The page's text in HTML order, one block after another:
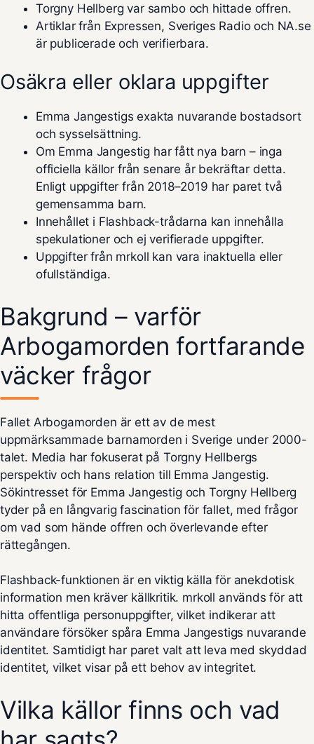
Torgny Hellberg var sambo och hittade offren.
Artiklar från Expressen, Sveriges Radio och NA.se
är publicerade och verifierbara.
Osäkra eller oklara uppgifter
Emma Jangestigs exakta nuvarande bostadsort
och sysselsättning.
Om Emma Jangestig har fått nya barn – inga
officiella källor från senare år bekräftar detta.
Enligt uppgifter från 2018–2019 har paret två
gemensamma barn.
Innehållet i Flashback-trådarna kan innehålla
spekulationer och ej verifierade uppgifter.
Uppgifter från mrkoll kan vara inaktuella eller
ofullständiga.
Bakgrund – varför
Arbogamorden fortfarande
väcker frågor
Fallet Arbogamorden är ett av de mest
uppmärksammade barnamorden i Sverige under 2000-
talet. Media har fokuserat på Torgny Hellbergs
perspektiv och hans relation till Emma Jangestig.
Sökintresset för Emma Jangestig och Torgny Hellberg
tyder på en långvarig fascination för fallet, med frågor
om vad som hände offren och överlevande efter
rättegången.
Flashback-funktionen är en viktig källa för anekdotisk
information men kräver källkritik. mrkoll används för att
hitta offentliga personuppgifter, vilket indikerar att
användare försöker spåra Emma Jangestigs nuvarande
identitet. Samtidigt har paret valt att leva med skyddad
identitet, vilket visar på ett behov av integritet.
Vilka källor finns och vad